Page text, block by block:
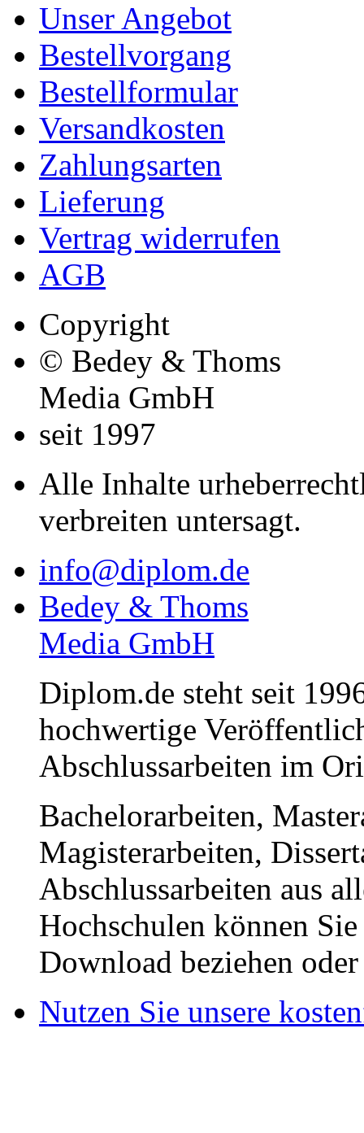
Unser Angebot
Bestellvorgang
Bestellformular
Versandkosten
Zahlungsarten
Lieferung
Vertrag widerrufen
AGB
Copyright
© Bedey & Thoms
Media GmbH
seit 1997
Alle Inhalte
verbreiten untersagt.
info@diplom.de
Bedey & Thoms
Media GmbH
Diplom.de steht seit
hochwertige
Abschlussarbeiten im
Bachelorarbeiten,
Magisterarbeiten,
Abschlussarbeiten aus
Hochschulen können
Download beziehen
Nutzen Sie unsere